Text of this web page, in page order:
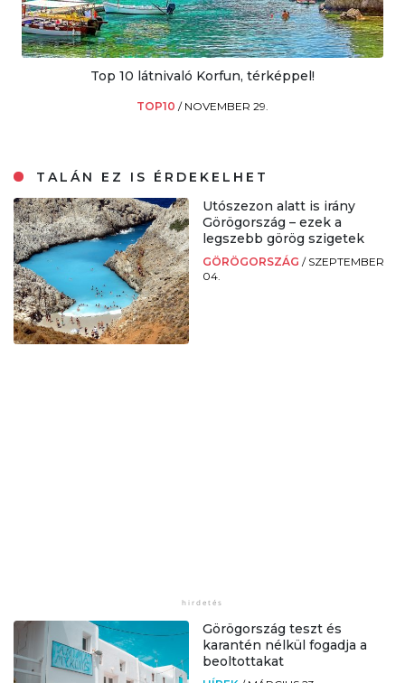
Top 10 látnivaló Korfun, térképpel!
TOP10 / NOVEMBER 29.
TALÁN EZ IS ÉRDEKELHET
Utószezon alatt is irány
Görögország – ezek a
legszebb görög szigetek
GÖRÖGORSZÁG / SZEPTEMBER
04.
Görögország teszt és
karantén nélkül fogadja a
beoltottakat